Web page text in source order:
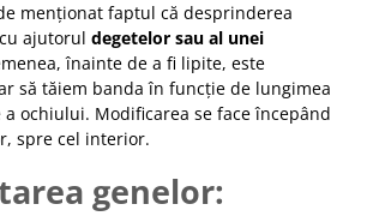
menționat faptul că desprinderea
ajutorul degetelor sau al unei
înainte de a fi lipite, este
să tăiem banda în funcție de lungimea
ochiului. Modificarea se face începând
spre cel interior.
genelor: